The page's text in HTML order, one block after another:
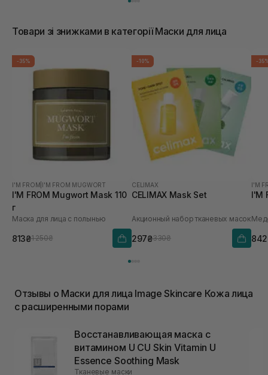
Товари зі знижками в категорії Маски для лица
-35%
I'M FROM I'M FROM MUGWORT
I'M FROM Mugwort Mask 110
г
Маска для лица с полынью
813₴1 250₴
-10%
CELIMAX
CELIMAX Mask Set
Акционный набор тканевых масок
297₴330₴
-
I'M
I'M
Отзывы о Маски для лица Image Skincare Кожа лица
с расширенными порами
Восстанавливающая маска с
витамином U CU Skin Vitamin U
Essence Soothing Mask
Тканевые маски